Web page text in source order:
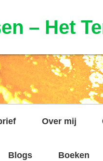
– Het
Over mij
Blogs Boeken